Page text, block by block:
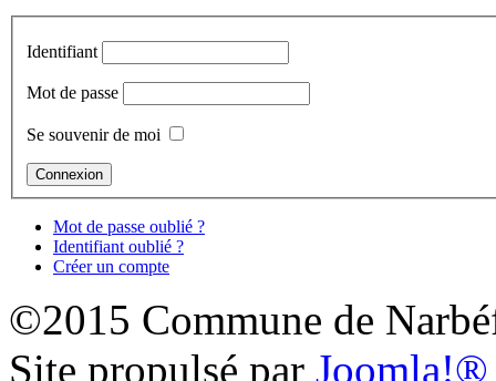
Identifiant
Mot de passe
Se souvenir de moi
Mot de passe oublié ?
Identifiant oublié ?
Créer un compte
©2015 Commune de
Site propulsé par Joomla!®